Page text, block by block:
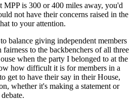
MPP is 300 or 400 miles away, you'd
not have their concerns raised in the
to your attention.
balance giving independent members
to the backbenchers of all three
when the party I belonged to at the
how difficult it is for members in a
get to have their say in their House,
whether it's making a statement or